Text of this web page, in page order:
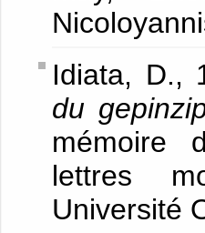
Idiata, D.,
du
mémoire
lettres
Université